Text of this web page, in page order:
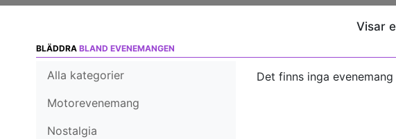
Visar
BLÄDDRA BLAND EVENEMANGEN
Alla kategorier
Motorevenemang
Nostalgia
Det finns inga